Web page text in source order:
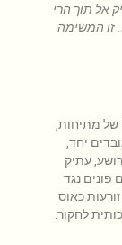
אל תוך הרי
זו המשימה
של מתיחות,
יחד,
עתיק
פונים נגד
כאוס
לחקור.